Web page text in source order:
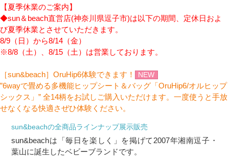
【夏季休業のご案内】
◆sun＆beach直営店(神奈川県逗子市)は以下の期間、定休日およ
び夏季休業とさせていただきます。
8/9（日）から8/14（金）
※8/8（土）、8/15（土）は営業しております。
［sun&beach］OruHip6体験できます！ NEW
”6wayで畳める多機能ヒップシート＆バッグ「OruHip6/オルヒップ
シックス」” 全14柄をお試しご購入いただけます。一度使うと手放
せなくなる快適さぜひ体験ください。
sun&beachの全商品ラインナップ展示販売
sun&beachは「毎日を楽しく」を掲げて2007年湘南逗子・
葉山に誕生したベビーブランドです。